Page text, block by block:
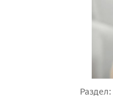
Раздел: